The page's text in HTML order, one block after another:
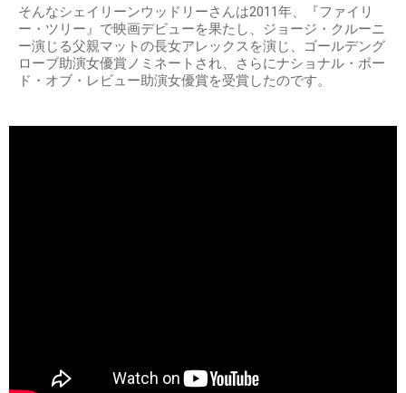
そんなシェイリーンウッドリーさんは2011年、『ファイリ
ー・ツリー』で映画デビューを果たし、ジョージ・クルーニ
ー演じる父親マットの長女アレックスを演じ、ゴールデング
ローブ助演女優賞ノミネートされ、さらにナショナル・ボー
ド・オブ・レビュー助演女優賞を受賞したのです。